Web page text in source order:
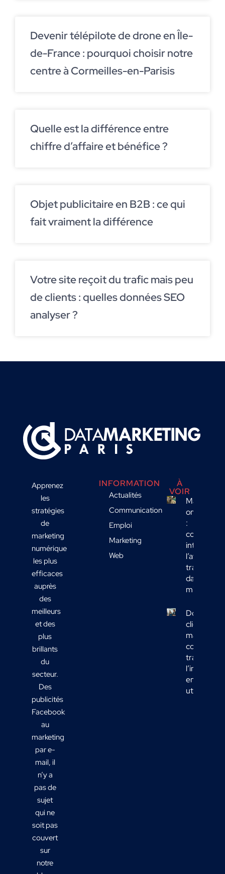
Devenir télépilote de drone en Île-
de-France : pourquoi choisir notre
centre à Cormeilles-en-Parisis
Quelle est la différence entre
chiffre d’affaire et bénéfice ?
Objet publicitaire en B2B : ce qui
fait vraiment la différence
Votre site reçoit du trafic mais peu
de clients : quelles données SEO
analyser ?
Apprenez
les
stratégies
de
marketing
numérique
les plus
efficaces
auprès
des
meilleurs
et des
plus
brillants
du
secteur.
Des
publicités
Facebook
au
marketing
par e-
mail, il
n’y a
pas de
sujet
qui ne
soit pas
couvert
sur
notre
INFORMATION
Actualités
Communication
Emploi
Marketing
Web
À
VOIR
Marketing
omnicanal
:
comment
intégrer
l’affichage
transport
dans votre
mix média
Données
clients
marketing :
comment
en actions
utiles ?